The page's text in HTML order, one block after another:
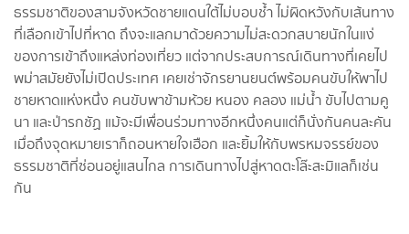
ธรรมชาติของสามจังหวัดชายแดนใต้ไม่บอบช้ำ ไม่ผิดหวังกับเส้นทาง
ที่เลือกเข้าไปที่หาด ถึงจะแลกมาด้วยความไม่สะดวกสบายนักในแง่
ของการเข้าถึงแหล่งท่องเที่ยว แต่จากประสบการณ์เดินทางที่เคยไป
พม่าสมัยยังไม่เปิดประเทศ เคยเช่าจักรยานยนต์พร้อมคนขับให้พาไป
ชายหาดแห่งหนึ่ง คนขับพาข้ามห้วย หนอง คลอง แม่น้ำ ขับไปตามคู
นา และป่ารกชัฏ แม้จะมีเพื่อนร่วมทางอีกหนึ่งคนแต่ก็นั่งกันคนละคัน
เมื่อถึงจุดหมายเราก็ถอนหายใจเฮือก และยิ้มให้กับพรหมจรรย์ของ
ธรรมชาติที่ซ่อนอยู่แสนไกล การเดินทางไปสู่หาดตะโล๊ะสะมิแลก็เช่น
กัน